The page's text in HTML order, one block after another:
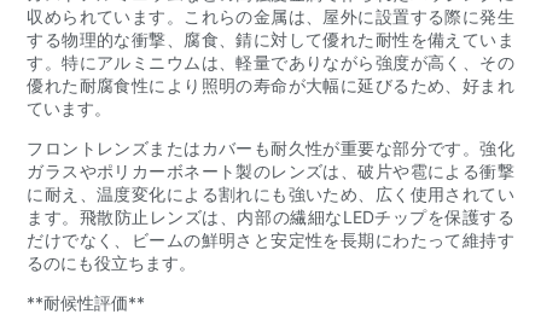
収められています。これらの金属は、屋外に設置する際に発生
する物理的な衝撃、腐食、錆に対して優れた耐性を備えていま
す。特にアルミニウムは、軽量でありながら強度が高く、その
優れた耐腐食性により照明の寿命が大幅に延びるため、好まれ
ています。
フロントレンズまたはカバーも耐久性が重要な部分です。強化
ガラスやポリカーボネート製のレンズは、破片や雹による衝撃
に耐え、温度変化による割れにも強いため、広く使用されてい
ます。飛散防止レンズは、内部の繊細なLEDチップを保護する
だけでなく、ビームの鮮明さと安定性を長期にわたって維持す
るのにも役立ちます。
**耐候性評価**